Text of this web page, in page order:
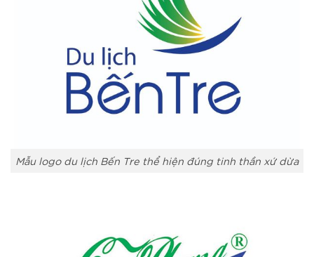
Mẫu logo du lịch Bến Tre thể hiện đúng tinh thần xứ dừa